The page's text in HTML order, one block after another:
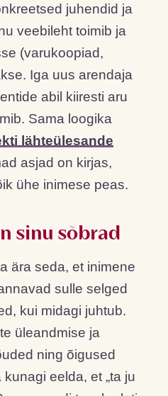
juhendid ja
veebileht toimib ja
(varukoopiad,
Iga uus arendaja
abil kiiresti aru
Sama loogika
lähteülesande
asjad on kirjas,
ühe inimese peas.
sinu sõbrad
ära seda, et inimene
sulle selged
kui midagi juhtub.
üleandmise ja
ning õigused
eelda, et „ta ju